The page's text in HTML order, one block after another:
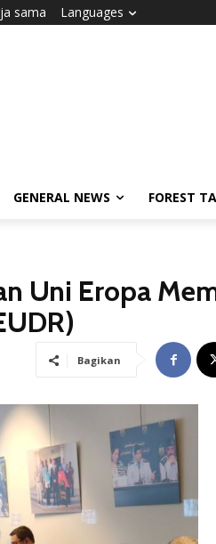
sama Languages
GENERAL NEWS FOREST
Uni Eropa
Bagikan